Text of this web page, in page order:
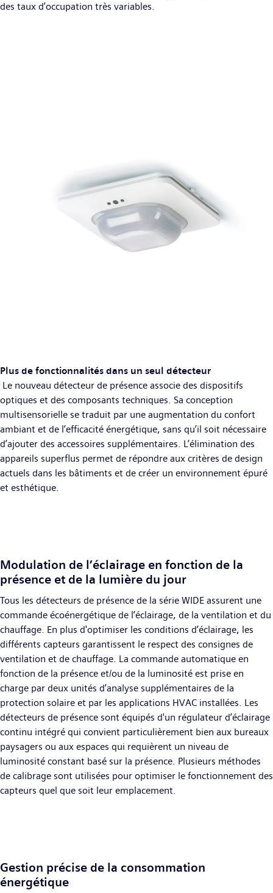
des taux d’occupation très variables.
Plus de fonctionnalités dans un seul détecteur
Le nouveau détecteur de présence associe des dispositifs
optiques et des composants techniques. Sa conception
multisensorielle se traduit par une augmentation du confort
ambiant et de l’efficacité énergétique, sans qu’il soit nécessaire
d’ajouter des accessoires supplémentaires. L’élimination des
appareils superflus permet de répondre aux critères de design
actuels dans les bâtiments et de créer un environnement épuré
et esthétique.
Modulation de l’éclairage en fonction de la
présence et de la lumière du jour
Tous les détecteurs de présence de la série WIDE assurent une
commande écoénergétique de l’éclairage, de la ventilation et du
chauffage. En plus d'optimiser les conditions d’éclairage, les
différents capteurs garantissent le respect des consignes de
ventilation et de chauffage. La commande automatique en
fonction de la présence et/ou de la luminosité est prise en
charge par deux unités d’analyse supplémentaires de la
protection solaire et par les applications HVAC installées. Les
détecteurs de présence sont équipés d'un régulateur d’éclairage
continu intégré qui convient particulièrement bien aux bureaux
paysagers ou aux espaces qui requièrent un niveau de
luminosité constant basé sur la présence. Plusieurs méthodes
de calibrage sont utilisées pour optimiser le fonctionnement des
capteurs quel que soit leur emplacement.
Gestion précise de la consommation
énergétique